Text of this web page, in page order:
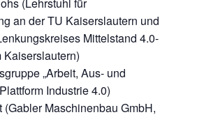
(Lehrstuhl für
an der TU Kaiserslautern und
Mittelstand 4.0-
Kaiserslautern)
„Arbeit, Aus- und
Industrie 4.0)
Maschinenbau GmbH,